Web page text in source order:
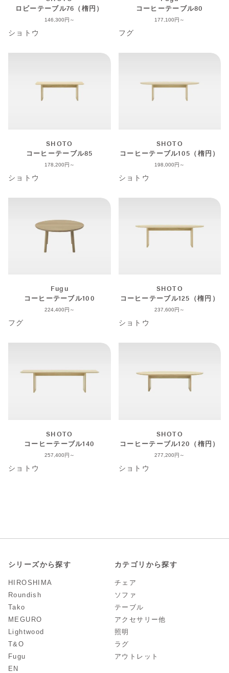
ロビーテーブル76（楕円）
146,300
ショトウ
コーヒーテーブル80
177,100
フグ
SHOTO
コーヒーテーブル85
178,200
ショトウ
SHOTO
コーヒーテーブル105（楕円）
198,000
ショトウ
Fugu
コーヒーテーブル100
224,400
フグ
SHOTO
コーヒーテーブル125（楕円）
237,600
ショトウ
SHOTO
コーヒーテーブル140
257,400
ショトウ
SHOTO
コーヒーテーブル120（楕円）
277,200
ショトウ
シリーズから探す
HIROSHIMA
Roundish
Tako
MEGURO
Lightwood
T&O
Fugu
EN
カテゴリから探す
チェア
ソファ
テーブル
アクセサリー他
照明
ラグ
アウトレット